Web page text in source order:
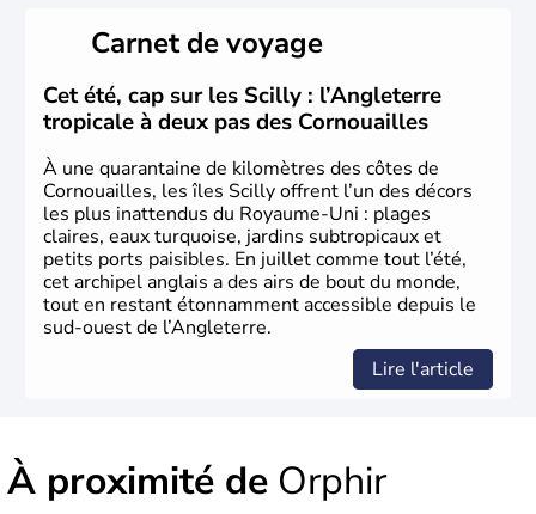
Histoire et administration
naît officiellement en 1801 avec l’
d’Union, réunissant leRoyaume de Grande-Bretagne
Royaume d’Irlande. Puissance majeure duSiècle des
Lumières, il s’illustre enlittérature, ensciences
l’innovation. Il devient en 1807 la première nation à abolir
commerce d’esclaves. Membre de l’Union Européenne
à partir de 1973, le Royaume-Uniengage, dès les années
1980, d’importantesréformes économiquesfondées sur
lelibéralisme, influençant durablement son
développement. Sonhistoire richecontinue de marquer
sa culture et son rayonnement international.
Carnet de voyage
Cet été, cap sur les Scilly : l’Angleterre
tropicale à deux pas des Cornouailles
À une quarantaine de kilomètres des côtes de
Cornouailles, les îles Scilly offrent l’un des décors
les plus inattendus du Royaume-Uni : plages
claires, eaux turquoise, jardins subtropicaux et
petits ports paisibles. En juillet comme tout l’été,
cet archipel anglais a des airs de bout du monde,
tout en restant étonnamment accessible depuis le
sud-ouest de l’Angleterre.
Lire l'article
À proximité de Orphir